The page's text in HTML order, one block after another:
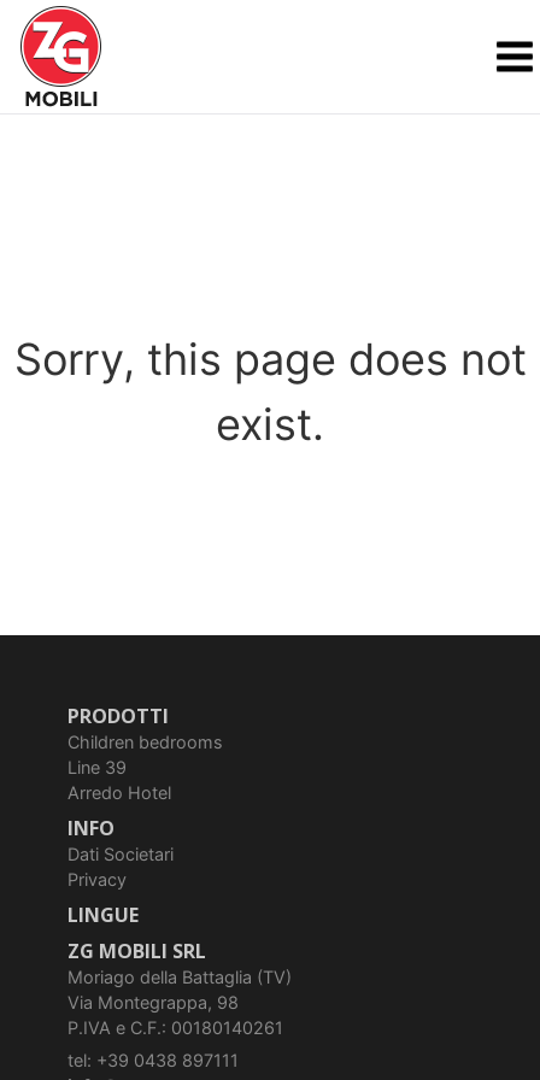
Sorry, this page does not
exist.
PRODOTTI
Children bedrooms
Line 39
Arredo Hotel
INFO
Dati Societari
Privacy
LINGUE
ZG MOBILI SRL
Moriago della Battaglia (TV)
Via Montegrappa, 98
P.IVA e C.F.: 00180140261
tel: +39 0438 897111